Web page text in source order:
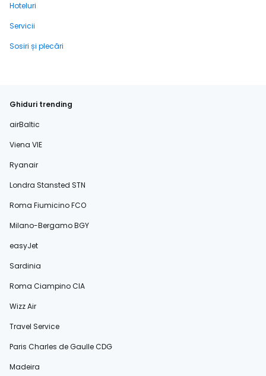
Hoteluri
Servicii
Sosiri și plecări
Ghiduri trending
airBaltic
Viena VIE
Ryanair
Londra Stansted STN
Roma Fiumicino FCO
Milano-Bergamo BGY
easyJet
Sardinia
Roma Ciampino CIA
Wizz Air
Travel Service
Paris Charles de Gaulle CDG
Madeira